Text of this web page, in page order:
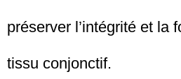
préserver l’intégrité et la
tissu conjonctif.